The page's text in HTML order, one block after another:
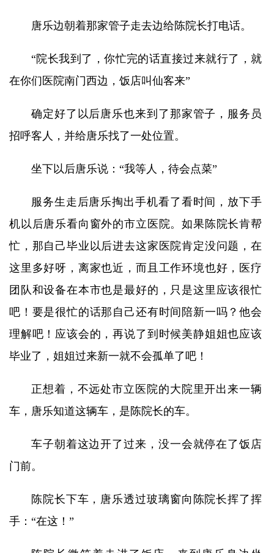
唐乐边朝着那家管子走去边给陈院长打电话。
“院长我到了，你忙完的话直接过来就行了，就
在你们医院南门西边，饭店叫仙客来”
确定好了以后唐乐也来到了那家管子，服务员
招呼客人，并给唐乐找了一处位置。
坐下以后唐乐说：“我等人，待会点菜”
服务生走后唐乐掏出手机看了看时间，放下手
机以后唐乐看向窗外的市立医院。如果陈院长肯帮
忙，那自己毕业以后进去这家医院肯定没问题，在
这里多好呀，离家也近，而且工作环境也好，医疗
团队和设备在本市也是最好的，只是这里应该很忙
吧！要是很忙的话那自己还有时间陪新一吗？他会
理解吧！应该会的，再说了到时候美静姐姐也应该
毕业了，姐姐过来新一就不会孤单了吧！
正想着，不远处市立医院的大院里开出来一辆
车，唐乐知道这辆车，是陈院长的车。
车子朝着这边开了过来，没一会就停在了饭店
门前。
陈院长下车，唐乐透过玻璃窗向陈院长挥了挥
手：“在这！”